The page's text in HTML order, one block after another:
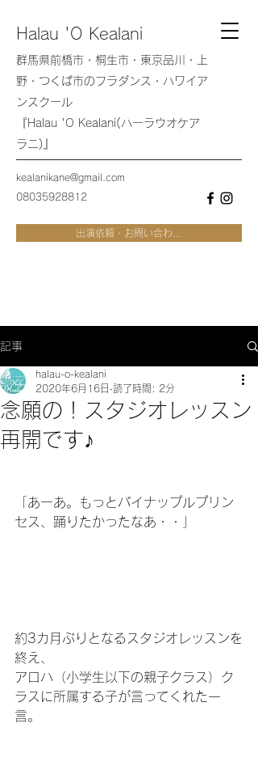
Halau 'O Kealani
群馬県前橋市・桐生市・東京品川・上
野・つくば市のフラダンス・ハワイア
ンスクール
『Halau 'O Kealani(ハーラウオケア
ラニ)』
kealanikane@gmail.com
08035928812
出演依頼・お問い合わ...
記事
念願の！スタジオレッスン
再開です♪
halau-o-kealani
2020年6月16日 読了時間: 2分
「あーあ。もっとパイナップルプリン
セス、踊りたかったなあ・・」
約3カ月ぶりとなるスタジオレッスンを
終え、
アロハ（小学生以下の親子クラス）ク
ラスに所属する子が言ってくれた一
言。